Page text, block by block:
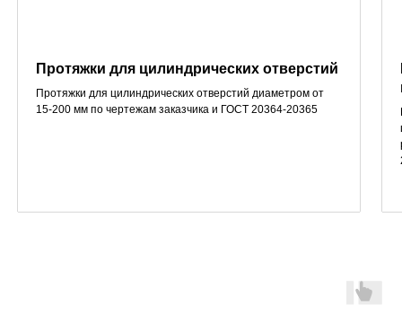
Протяжки для цилиндрических отверстий
Протяжки для цилиндрических отверстий диаметром от
15-200 мм по чертежам заказчика и ГОСТ 20364-20365